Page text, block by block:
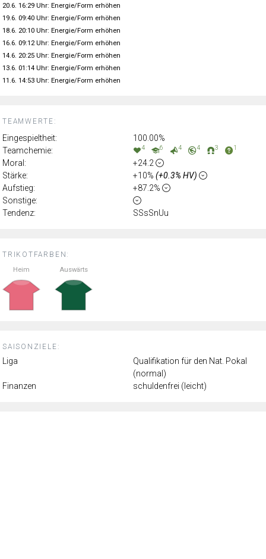
TRIKOTFARBEN:
Heim Auswärts
SAISONZIELE:
Liga
Qualifikation für den Nat. Pokal
(normal)
Finanzen
schuldenfrei (leicht)
TEAMWERTE:
Eingespieltheit:
100.00%
Teamchemie:
4 6 4 4 3 1
Moral:
+24.2
Stärke:
+10% (+0.3% HV)
Aufstieg:
+87.2%
Sonstige:
Tendenz:
SSsSnUu
20.6. 16:29 Uhr: Energie/Form erhöhen
19.6. 09:40 Uhr: Energie/Form erhöhen
18.6. 20:10 Uhr: Energie/Form erhöhen
16.6. 09:12 Uhr: Energie/Form erhöhen
14.6. 20:25 Uhr: Energie/Form erhöhen
13.6. 01:14 Uhr: Energie/Form erhöhen
11.6. 14:53 Uhr: Energie/Form erhöhen